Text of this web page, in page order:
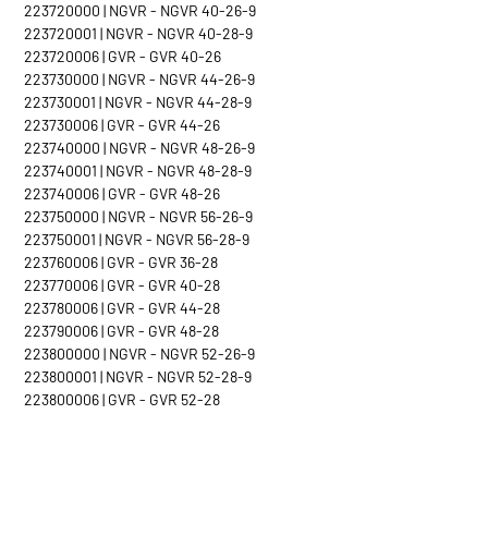
223720000 | NGVR - NGVR 40-26-9
223720001 | NGVR - NGVR 40-28-9
223720006 | GVR - GVR 40-26
223730000 | NGVR - NGVR 44-26-9
223730001 | NGVR - NGVR 44-28-9
223730006 | GVR - GVR 44-26
223740000 | NGVR - NGVR 48-26-9
223740001 | NGVR - NGVR 48-28-9
223740006 | GVR - GVR 48-26
223750000 | NGVR - NGVR 56-26-9
223750001 | NGVR - NGVR 56-28-9
223760006 | GVR - GVR 36-28
223770006 | GVR - GVR 40-28
223780006 | GVR - GVR 44-28
223790006 | GVR - GVR 48-28
223800000 | NGVR - NGVR 52-26-9
223800001 | NGVR - NGVR 52-28-9
223800006 | GVR - GVR 52-28